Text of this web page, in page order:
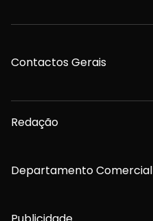
Contactos Gerais
Redação
Departamento Comercial